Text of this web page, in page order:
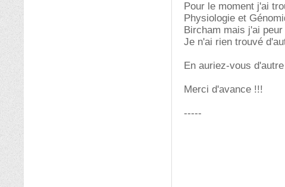
Pour le moment j'ai
Physiologie et
Bircham mais j'ai
Je n'ai rien trouvé
En auriez-vous
Merci d'avance !!!
-----